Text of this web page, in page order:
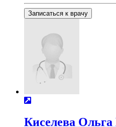
Записаться к врачу
Киселева Ольга